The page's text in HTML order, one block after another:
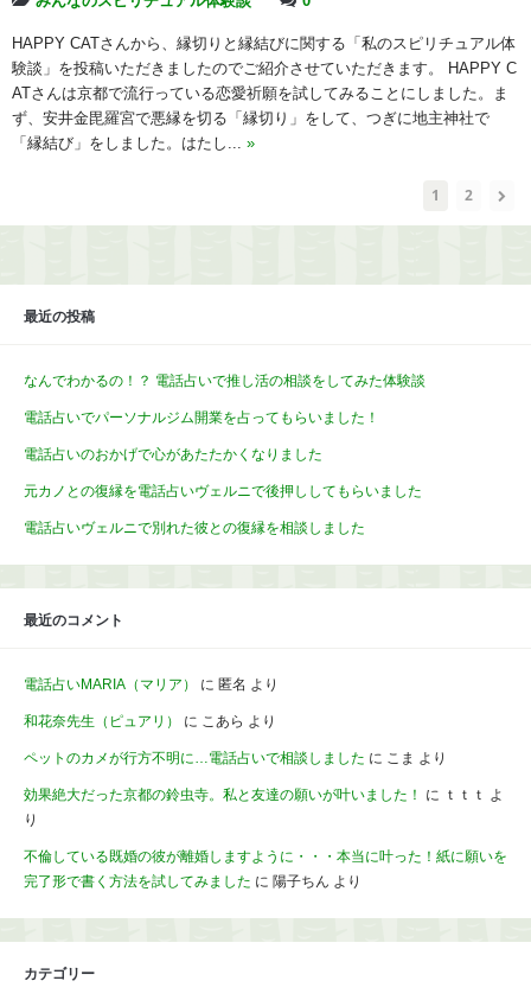
HAPPY CATさんから、縁切りと縁結びに関する「私のスピリチュアル体
験談」を投稿いただきましたのでご紹介させていただきます。 HAPPY C
ATさんは京都で流行っている恋愛祈願を試してみることにしました。ま
ず、安井金毘羅宮で悪縁を切る「縁切り」をして、つぎに地主神社で
「縁結び」をしました。はたし... »
1 2
最近の投稿
なんでわかるの！？ 電話占いで推し活の相談をしてみた体験談
電話占いでパーソナルジム開業を占ってもらいました！
電話占いのおかげで心があたたかくなりました
元カノとの復縁を電話占いヴェルニで後押ししてもらいました
電話占いヴェルニで別れた彼との復縁を相談しました
最近のコメント
電話占いMARIA（マリア） に 匿名 より
和花奈先生（ピュアリ） に こあら より
ペットのカメが行方不明に…電話占いで相談しました に こま より
効果絶大だった京都の鈴虫寺。私と友達の願いが叶いました！ に ｔｔｔ よ
り
不倫している既婚の彼が離婚しますように・・・本当に叶った！紙に願いを
完了形で書く方法を試してみました に 陽子ちん より
カテゴリー